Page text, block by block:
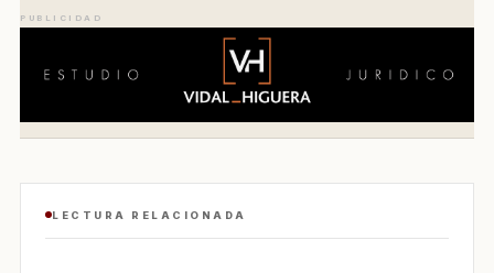
PUBLICIDAD
LECTURA RELACIONADA